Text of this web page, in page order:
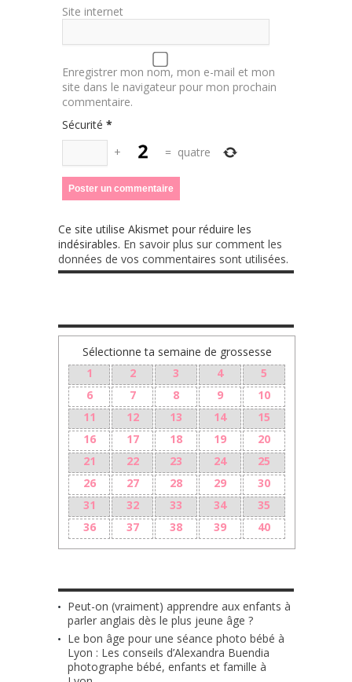
Site internet
Enregistrer mon nom, mon e-mail et mon
site dans le navigateur pour mon prochain
commentaire.
Sécurité *
+
= quatre
Ce site utilise Akismet pour réduire les
indésirables. En savoir plus sur comment les
données de vos commentaires sont utilisées.
Sélectionne ta semaine de grossesse
1
2 3 4
5
6
7 8 9
10
11
12 13 14
15
16
17 18 19
20
21
22 23 24
25
26
27 28 29
30
31
32 33 34
35
36
37 38 39 40
Peut-on (vraiment) apprendre aux enfants à
parler anglais dès le plus jeune âge ?
Le bon âge pour une séance photo bébé à
Lyon : Les conseils d’Alexandra Buendia
photographe bébé, enfants et famille à